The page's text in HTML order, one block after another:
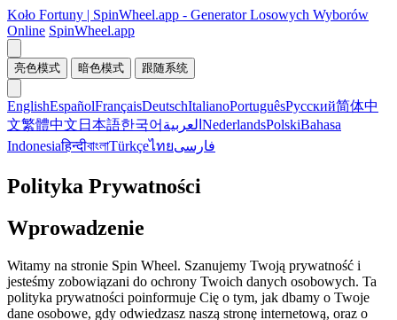
Koło Fortuny | SpinWheel.app - Generator Losowych Wyborów
Online SpinWheel.app
亮色模式 暗色模式 跟随系统
EnglishEspañolFrançaisDeutschItalianoPortuguêsРусский简体中
文繁體中文 日本語한국어 العربية NederlandsPolskiBahasa
Indonesiaहिन्दीবাংলাTürkçeไทยفارسی
Polityka Prywatności
Wprowadzenie
Witamy na stronie Spin Wheel. Szanujemy Twoją prywatność i
jesteśmy zobowiązani do ochrony Twoich danych osobowych. Ta
polityka prywatności poinformuje Cię o tym, jak dbamy o Twoje
dane osobowe, gdy odwiedzasz naszą stronę internetową, oraz o